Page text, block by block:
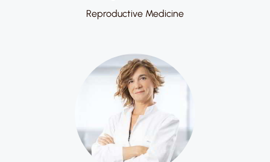
Reproductive Medicine